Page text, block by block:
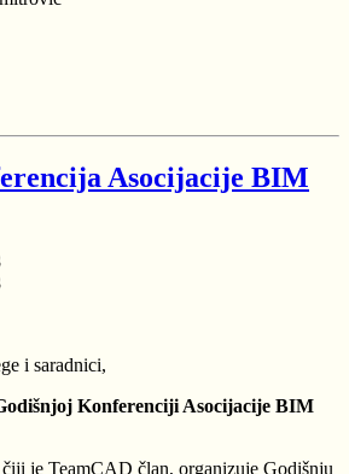
Asocijacije BIM
i saradnici,
Konferenciji Asocijacije BIM
je TeamCAD član, organizuje Godišnju